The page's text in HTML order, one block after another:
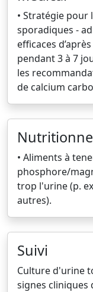
• Stratégie
sporadiques -
efficaces
pendant 3 à 7
les
de calcium
• Aliments à
phosphore/
trop l'urine (p.
autres).
Suivi
Culture d'urine
signes cliniques